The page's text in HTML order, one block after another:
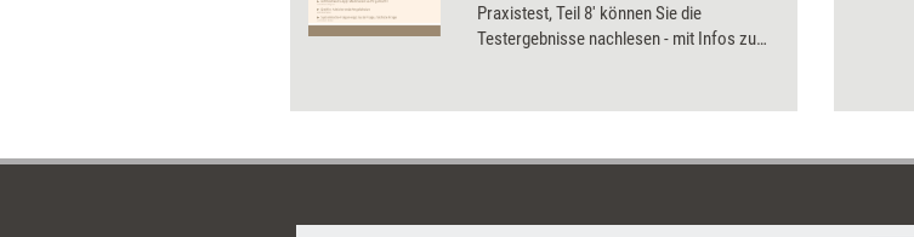
Praxistest, Teil 8' können Sie die
Testergebnisse nachlesen - mit Infos zu
und Brettspiele, ein Kartenset und zwei